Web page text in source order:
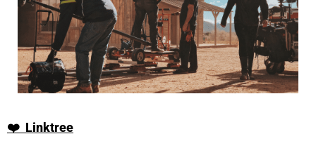
❤️ Linktree